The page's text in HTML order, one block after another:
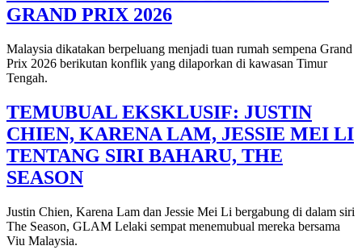
GRAND PRIX 2026
Malaysia dikatakan berpeluang menjadi tuan rumah sempena Grand
Prix 2026 berikutan konflik yang dilaporkan di kawasan Timur
Tengah.
TEMUBUAL EKSKLUSIF: JUSTIN
CHIEN, KARENA LAM, JESSIE MEI LI
TENTANG SIRI BAHARU, THE
SEASON
Justin Chien, Karena Lam dan Jessie Mei Li bergabung di dalam siri
The Season, GLAM Lelaki sempat menemubual mereka bersama
Viu Malaysia.